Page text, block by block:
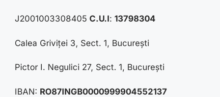
J2001003308405 C.U.I: 13798304
Calea Griviței 3, Sect. 1, București
Pictor I. Negulici 27, Sect. 1, București
IBAN: RO87INGB0000999904552137